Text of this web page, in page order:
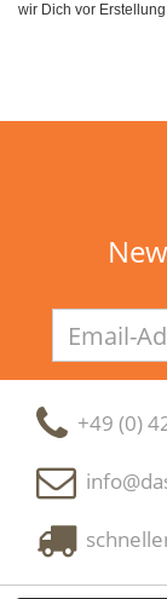
wir Dich vor
Adresse
+49 (0)